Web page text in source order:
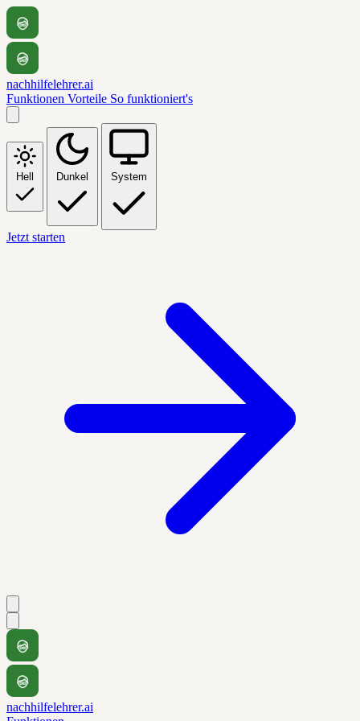
nachhilfelehrer.ai
Funktionen Vorteile So funktioniert's
Hell Dunkel System
Jetzt starten
nachhilfelehrer.ai